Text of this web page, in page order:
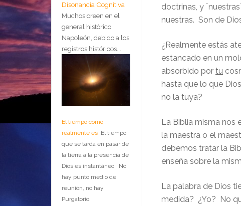
doctrinas, y
nuestras. Son de
¿Realmente estás
estancado en un
absorbido por tu
hasta que lo que
no la tuya?
La Biblia misma nos
la maestra o el
debemos tratar la
enseña sobre la
La palabra de Dios
medida? ¿Yo? No
Disonancia Cognitiva
Muchos creen en el
general histórico
Napoleón, debido a los
registros históricos....
El tiempo como
realmente es El tiempo
que se tarda en pasar de
la tierra a la presencia de
Dios es instantáneo. No
hay punto medio de
reunión, no hay
Purgatorio.